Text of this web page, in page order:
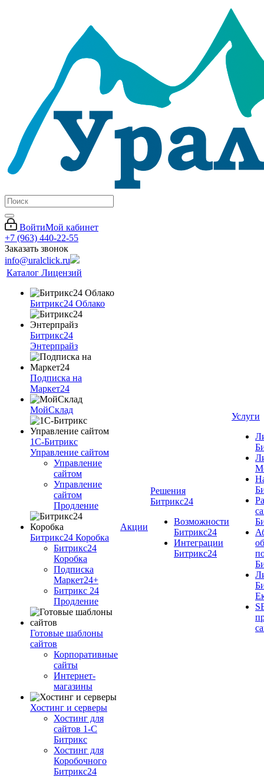
ВойтиМой кабинет
+7 (963) 440-22-55
Заказать звонок
info@uralclick.ru
Каталог Лицензий
Битрикс24 Облако
Битрикс24
Энтерпрайз
Подписка на
Маркет24
МойСклад
1С-Битрикс
Управление сайтом
Управление
cайтом
Управление
сайтом
Продление
Битрикс24 Коробка
Битрикс24
Коробка
Подписка
Маркет24+
Битрикс 24
Продление
Готовые шаблоны
сайтов
Корпоративные
сайты
Интернет-
магазины
Хостинг и серверы
Хостинг для
сайтов 1-C
Битрикс
Хостинг для
Коробочного
Битрикс24
Акции
Решения
Битрикс24
Возможности
Битрикс24
Интеграции
Битрикс24
Услуги